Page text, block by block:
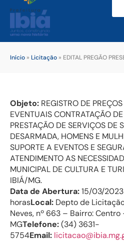
Início » Licitação » EDITAL PREGÃO
Objeto: REGISTRO DE
EVENTUAIS CONTRATAÇÃO
PRESTAÇÃO DE SERVIÇOS DE
DESARMADA, HOMENS E
SUPORTE A EVENTOS E
ATENDIMENTO AS
MUNICIPAL DE CULTURA E
IBIÁ/MG.
Data de Abertura:15/03/
horasLocal: Depto de
Neves, nº 663 – Bairro:
MGTelefone:(34) 3631-
5754Email: